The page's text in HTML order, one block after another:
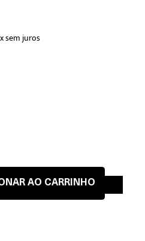
sem juros
AO CARRINHO